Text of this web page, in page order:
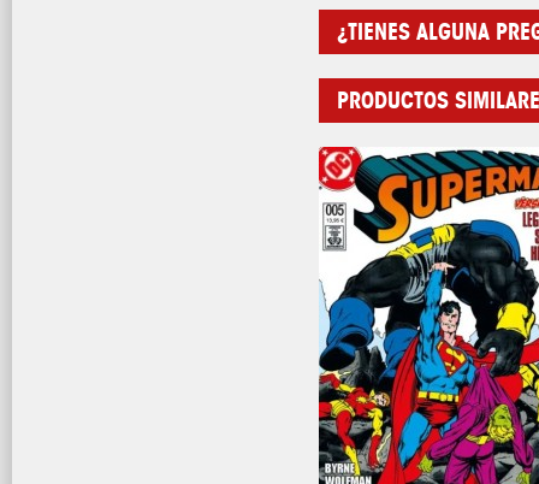
¿TIENES ALGUNA
PRODUCTOS